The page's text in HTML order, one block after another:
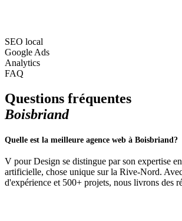
SEO local
Google Ads
Analytics
FAQ
Questions fréquentes
Boisbriand
Quelle est la meilleure agence web à Boisbriand?
V pour Design se distingue par son expertise
artificielle, chose unique sur la Rive-Nord.
d'expérience et 500+ projets, nous livrons des